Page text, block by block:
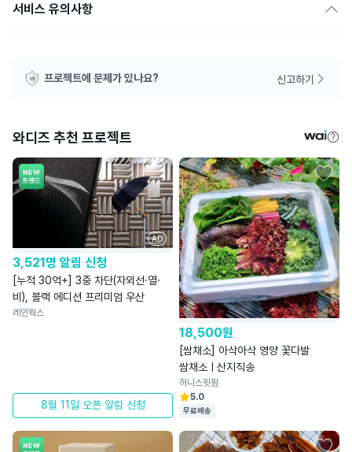
서비스 유의사항
프로젝트에 문제가 있나요? 신고하기
와디즈 추천 프로젝트
AD
3,521명 알림 신청
[누적 30억+] 3중 차단(자외선·열·
비), 블랙 에디션 프리미엄 우산
레인웍스
8월 11일 오픈 알림 신청
18,500원
[쌈채소] 아삭아삭 영양 꽃다발
쌈채소ㅣ산지직송
허니스윗팜
5.0
무료배송